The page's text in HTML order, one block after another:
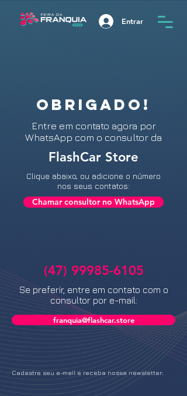
Entrar
OBRIGADO!
Entre em contato agora por
WhatsApp com o consultor da
FlashCar Store
Clique abaixo, ou adicione o número
nos seus contatos:
Chamar consultor no WhatsApp
(47) 99985-6105
Se preferir, entre em contato com o
consultor por e-mail:
franquia@flashcar.store
Cadastre seu e-mail e receba nossa newsletter: